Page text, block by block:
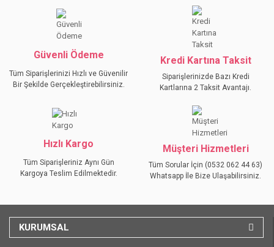
Ürün fiyatı diğer sitelerden daha pahalı.
Bu ürüne benzer farklı alternatifler olmalı.
Güvenli Ödeme
Tüm Siparişlerinizi Hızlı ve Güvenilir
Bir Şekilde Gerçekleştirebilirsiniz.
Kredi Kartına Taksit
Siparişlerinizde Bazı Kredi
Kartlarına 2 Taksit Avantajı.
Hızlı Kargo
Tüm Siparişleriniz Aynı Gün
Kargoya Teslim Edilmektedir.
Müşteri Hizmetleri
Tüm Sorular İçin (0532 062 44 63)
Whatsapp İle Bize Ulaşabilirsiniz.
KURUMSAL